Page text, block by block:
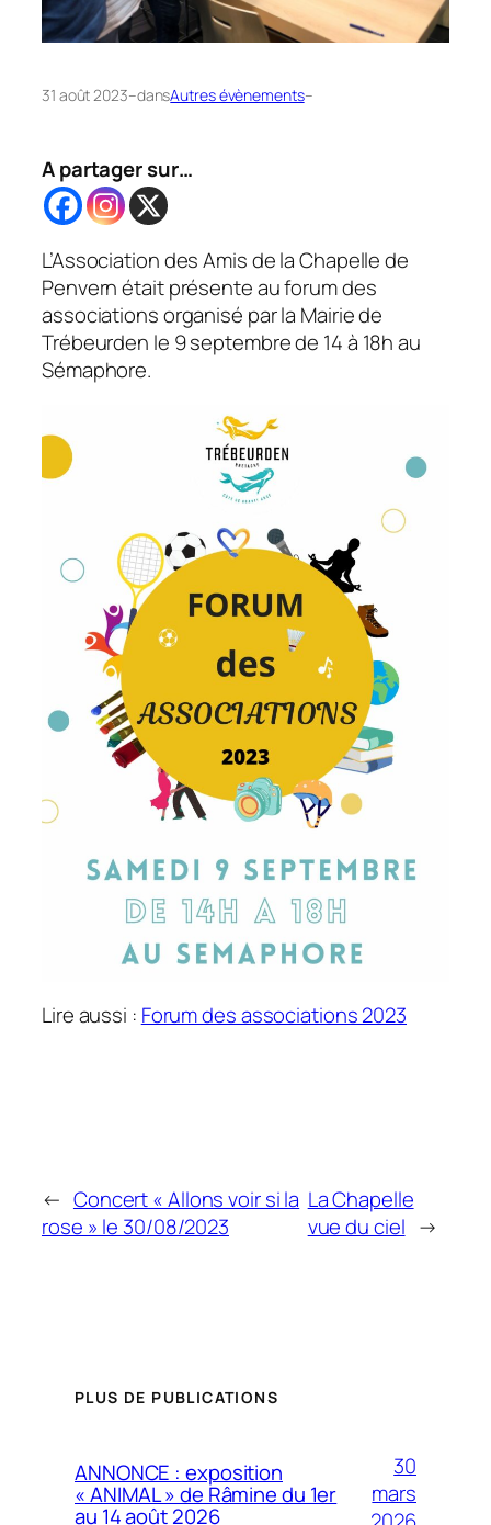
31 août 2023–dansAutres évènements–
A partager sur…
L’Association des Amis de la Chapelle de
Penvern était présente au forum des
associations organisé par la Mairie de
Trébeurden le 9 septembre de 14 à 18h au
Sémaphore.
Lire aussi : Forum des associations 2023
← Concert « Allons voir si la
rose » le 30/08/2023
La Chapelle
vue du ciel →
PLUS DE PUBLICATIONS
ANNONCE : exposition
« ANIMAL » de Râmine du 1er
au 14 août 2026
30
mars